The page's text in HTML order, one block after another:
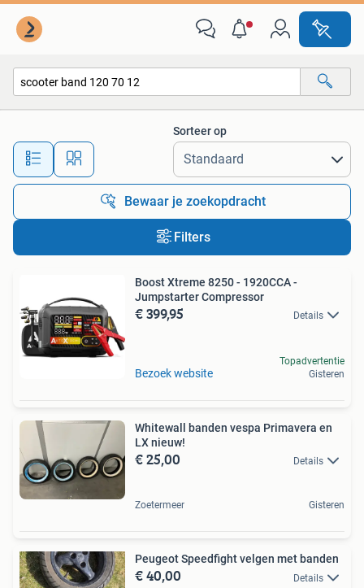
Alle afstanden…
Sorteer op
Bewaar je zoekopdracht
Filters
Boost Xtreme 8250 - 1920CCA -
Jumpstarter Compressor
€ 399,95 Details
Bezoek website
Topadvertentie
Gisteren
Whitewall banden vespa Primavera en
LX nieuw!
€ 25,00 Details
Zoetermeer Gisteren
Peugeot Speedfight velgen met banden
€ 40,00 Details